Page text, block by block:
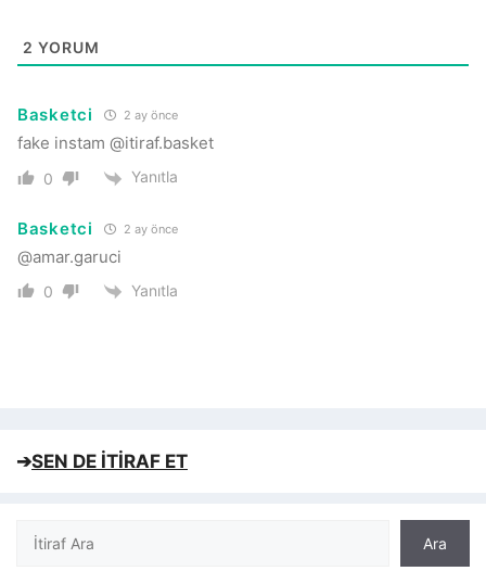
2 YORUM
Basketci 2 ay önce
fake instam @itiraf.basket
0 Yanıtla
Basketci 2 ay önce
@amar.garuci
0 Yanıtla
➔SEN DE İTİRAF ET
Ara
Ara